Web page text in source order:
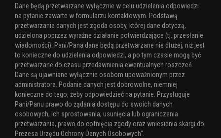
Dane będą przetwarzane wyłącznie w celu udzielenia odpowiedzi
na pytanie zawarte w formularzu kontaktowym. Podstawą
przetwarzania danych jest zgoda osoby, której dane dotyczą,
udzielona poprzez wyraźne działanie potwierdzające (tj. przesłanie
wiadomości). Pani/Pana dane będą przetwarzane nie dłużej, niż jest
to konieczne do udzielenia odpowiedzi, a po tym czasie mogą być
przetwarzane do czasu przedawnienia ewentualnych roszczeń.
Dane są ujawniane wyłącznie osobom upoważnionym przez
administratora. Podanie danych jest dobrowolne, niemniej
konieczne do tego, żeby odpowiedzieć na pytanie. Przysługuje
Pani/Panu prawo do żądania dostępu do swoich danych
osobowych, ich sprostowania, usunięcia lub ograniczenia
przetwarzania, prawo do cofnięcia zgody oraz wniesienia skargi do
Prezesa Urzędu Ochrony Danych Osobowych".